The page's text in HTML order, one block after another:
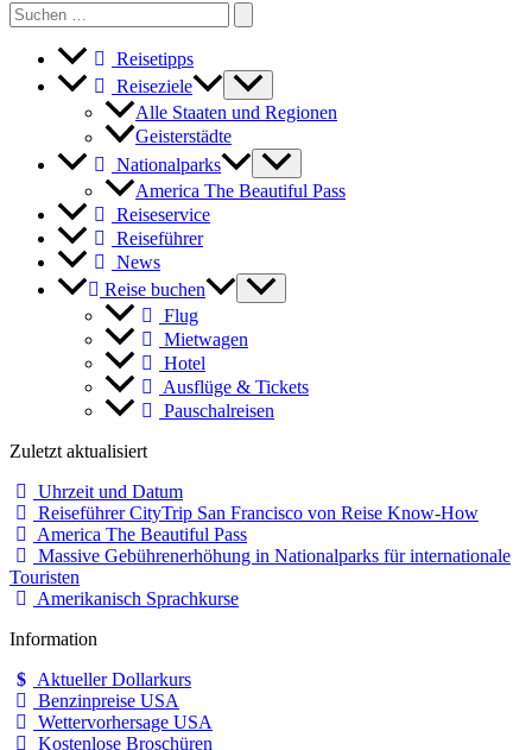
Search
for:
Reisetipps
Reiseziele
Alle Staaten und Regionen
Geisterstädte
Nationalparks
America The Beautiful Pass
Reiseservice
Reiseführer
News
Reise buchen
Flug
Mietwagen
Hotel
Ausflüge & Tickets
Pauschalreisen
Zuletzt aktualisiert
Uhrzeit und Datum
Reiseführer CityTrip San Francisco von Reise Know-How
America The Beautiful Pass
Massive Gebührenerhöhung in Nationalparks für internationale
Touristen
Amerikanisch Sprachkurse
Information
Aktueller Dollarkurs
Benzinpreise USA
Wettervorhersage USA
Kostenlose Broschüren